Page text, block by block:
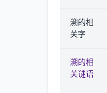
溯的相
关字
溯的相
关谜语